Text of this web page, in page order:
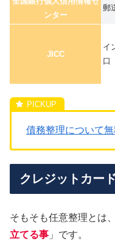
ンター
郵
JICC
イ
口
債務整理について
クレジットカー
そもそも任意整理とは
立てる事 」です。